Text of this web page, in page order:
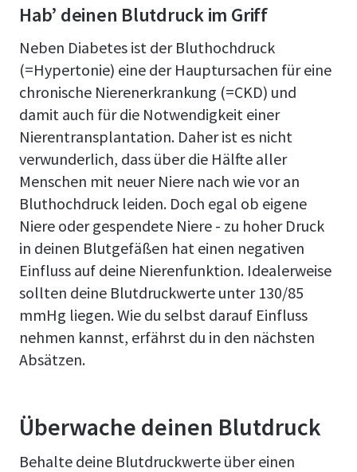
Hab’ deinen Blutdruck im Griff
Neben Diabetes ist der Bluthochdruck
(=Hypertonie) eine der Hauptursachen für eine
chronische Nierenerkrankung (=CKD) und
damit auch für die Notwendigkeit einer
Nierentransplantation. Daher ist es nicht
verwunderlich, dass über die Hälfte aller
Menschen mit neuer Niere nach wie vor an
Bluthochdruck leiden. Doch egal ob eigene
Niere oder gespendete Niere - zu hoher Druck
in deinen Blutgefäßen hat einen negativen
Einfluss auf deine Nierenfunktion. Idealerweise
sollten deine Blutdruckwerte unter 130/85
mmHg liegen. Wie du selbst darauf Einfluss
nehmen kannst, erfährst du in den nächsten
Absätzen.
Überwache deinen Blutdruck
Behalte deine Blutdruckwerte über einen